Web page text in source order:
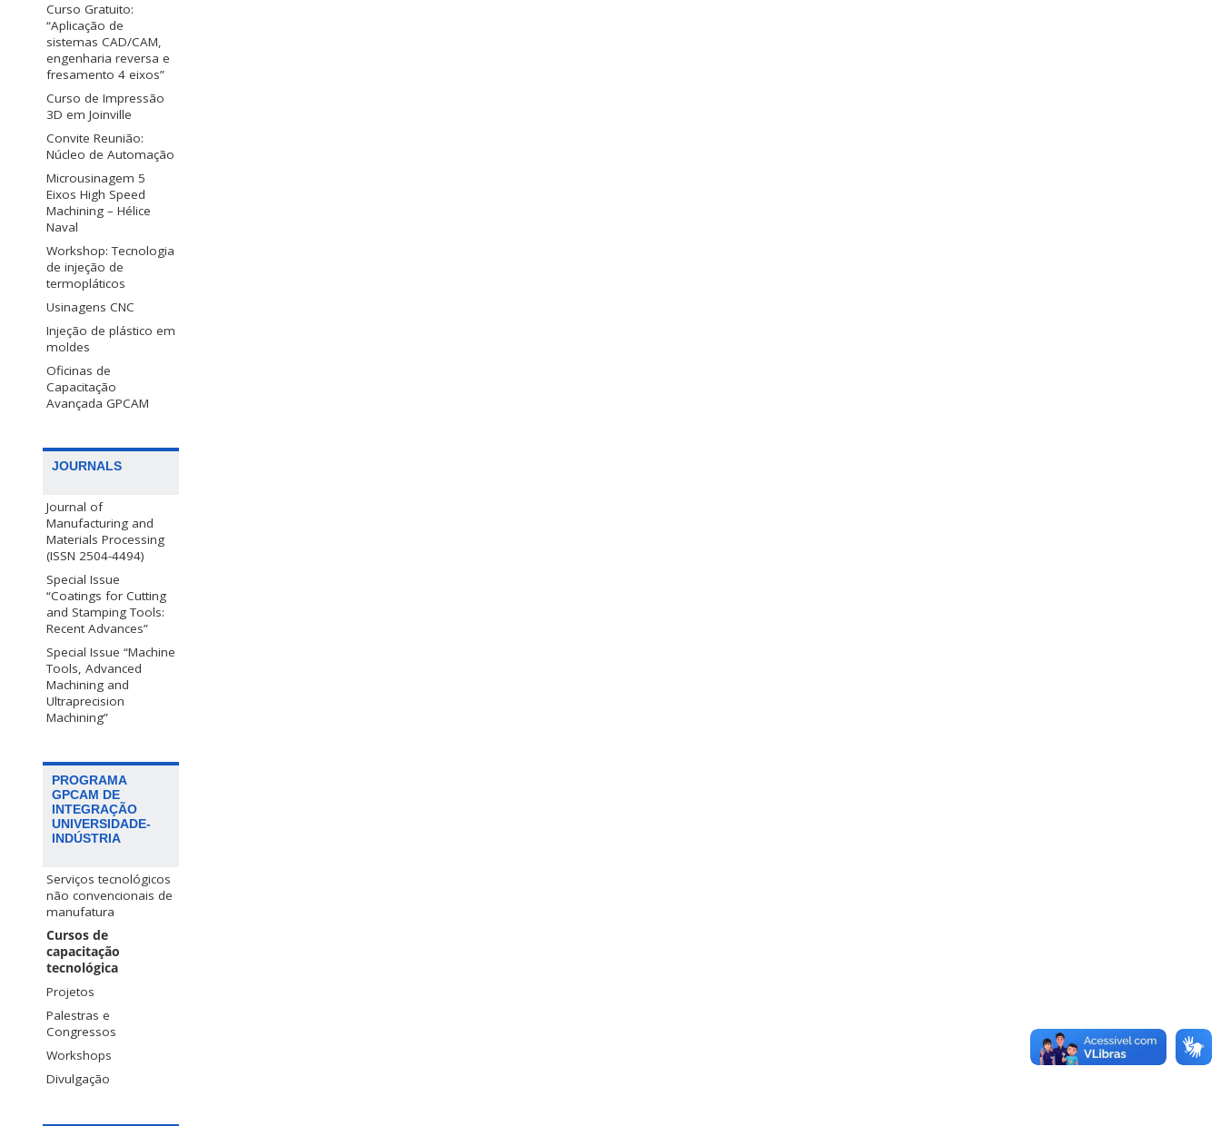
Curso Gratuito:
“Aplicação de
sistemas CAD/CAM,
engenharia reversa e
fresamento 4 eixos”
Curso de Impressão
3D em Joinville
Convite Reunião:
Núcleo de Automação
Microusinagem 5
Eixos High Speed
Machining – Hélice
Naval
Workshop: Tecnologia
de injeção de
termopláticos
Usinagens CNC
Injeção de plástico em
moldes
Oficinas de
Capacitação
Avançada GPCAM
JOURNALS
Journal of
Manufacturing and
Materials Processing
(ISSN 2504-4494)
Special Issue
“Coatings for Cutting
and Stamping Tools:
Recent Advances”
Special Issue “Machine
Tools, Advanced
Machining and
Ultraprecision
Machining”
PROGRAMA
GPCAM DE
INTEGRAÇÃO
UNIVERSIDADE-
INDÚSTRIA
Serviços tecnológicos
não convencionais de
manufatura
Cursos de
capacitação
tecnológica
Projetos
Palestras e
Congressos
Workshops
Divulgação